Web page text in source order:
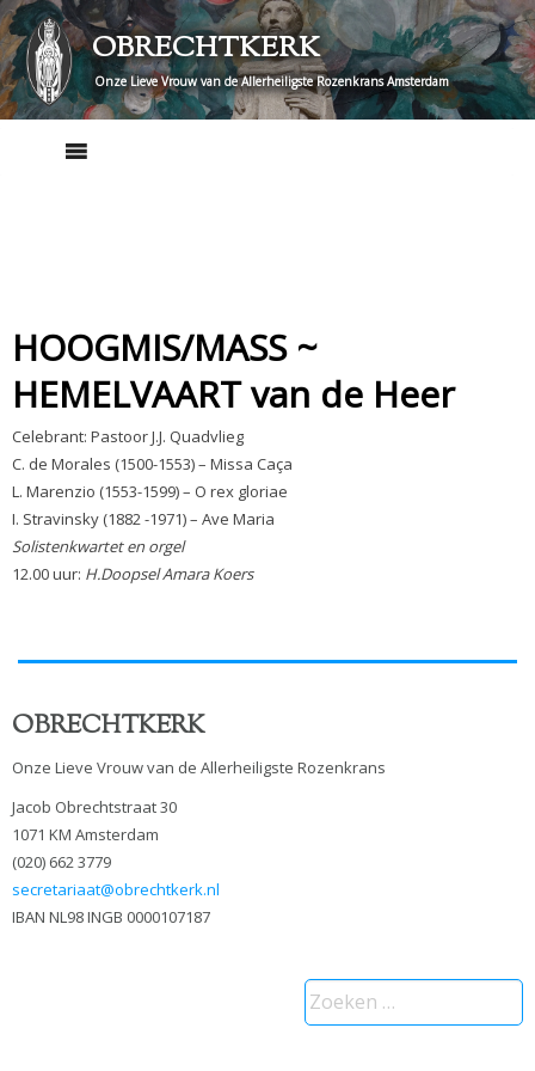
Skip
to
content
OBRECHTKERK
Onze Lieve Vrouw van de Allerheiligste Rozenkrans Amsterdam
HOOGMIS/MASS ~
HEMELVAART van de Heer
Celebrant: Pastoor J.J. Quadvlieg
C. de Morales (1500-1553) – Missa Caça
L. Marenzio (1553-1599) – O rex gloriae
I. Stravinsky (1882 -1971) – Ave Maria
Solistenkwartet en orgel
12.00 uur: H.Doopsel Amara Koers
OBRECHTKERK
Onze Lieve Vrouw van de Allerheiligste Rozenkrans
Jacob Obrechtstraat 30
1071 KM Amsterdam
(020) 662 3779
secretariaat@obrechtkerk.nl
IBAN NL98 INGB 0000107187
Zoeken
naar: